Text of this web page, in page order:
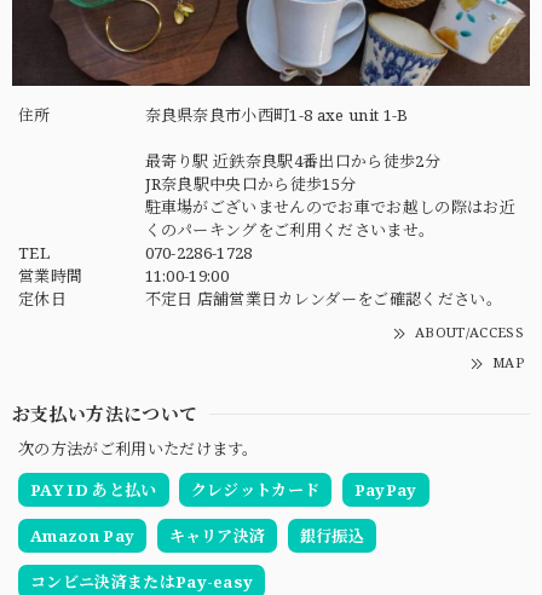
住所 奈良県奈良市小西町1-8 axe unit 1-B
最寄り駅 近鉄奈良駅4番出口から徒歩2分
JR奈良駅中央口から徒歩15分
駐車場がございませんのでお車でお越しの際はお近
くのパーキングをご利用くださいませ。
TEL
070-2286-1728
営業時間
11:00-19:00
定休日
不定日 店舗営業日カレンダーをご確認ください。
ABOUT/ACCESS
MAP
お支払い方法について
次の方法がご利用いただけます。
PAY ID あと払い
クレジットカード PayPay
Amazon Pay キャリア決済 銀行振込
コンビニ決済またはPay-easy